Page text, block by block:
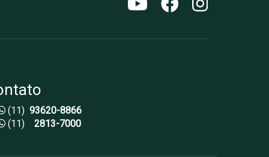
(11) 93620-8866
(11) 2813-7000